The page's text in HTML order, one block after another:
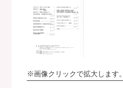
※画像クリックで拡大します。